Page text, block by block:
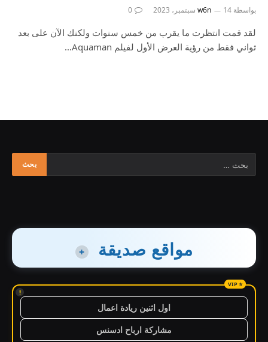
بواسطة w6n 14 سبتمبر، 2023 0
لقد قمت انتظرت ما يقرب من خمس سنوات ولكنك الآن على بعد
ثواني فقط من رؤية العرض الأول لفيلم Aquaman…
مواقع صديقة +
!
اول اثنين ريادة اعمال
مشاركة ارباح ادسنس